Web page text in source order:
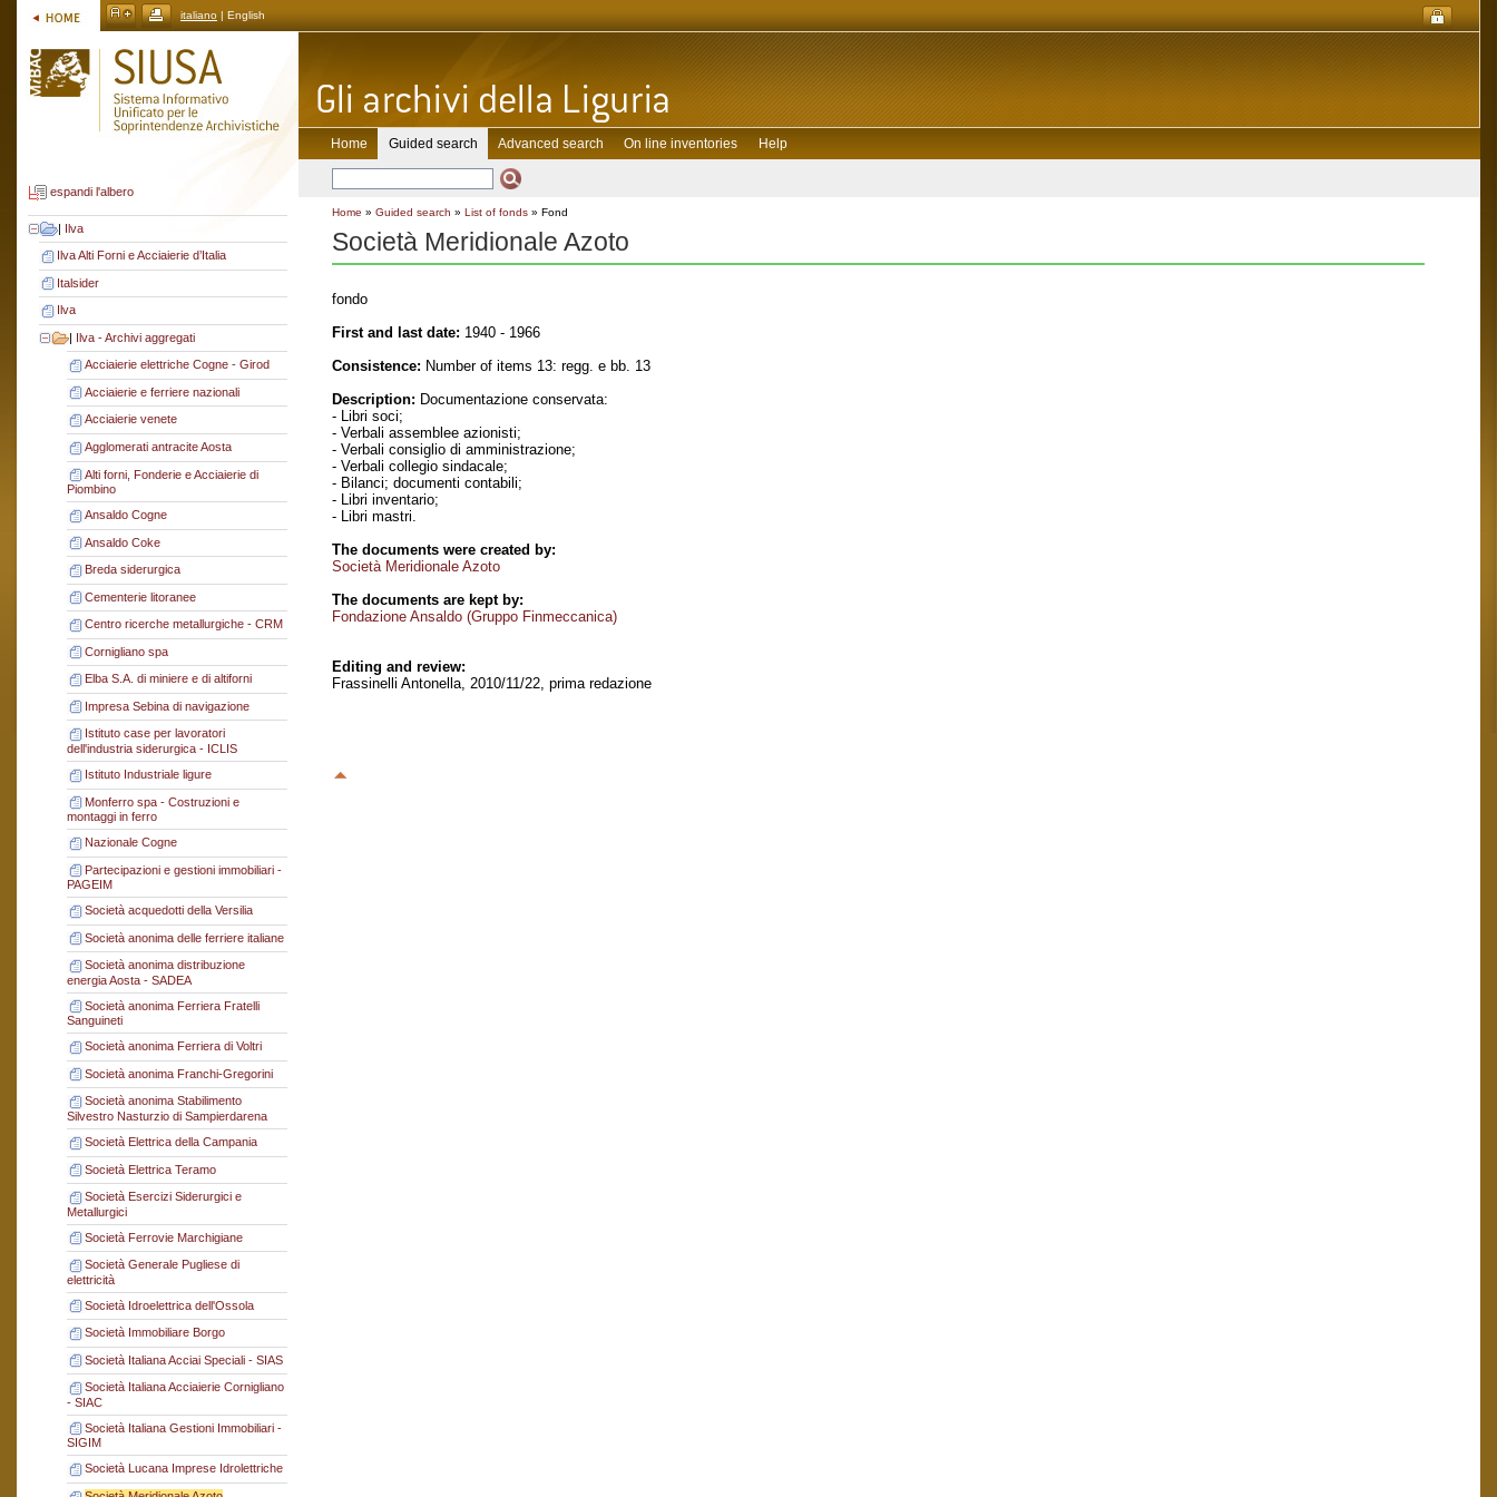
italiano | English
espandi l'albero
| Ilva
Ilva Alti Forni e Acciaierie d’Italia
Italsider
Ilva
| Ilva - Archivi aggregati
Acciaierie elettriche Cogne - Girod
Acciaierie e ferriere nazionali
Acciaierie venete
Agglomerati antracite Aosta
Alti forni, Fonderie e Acciaierie di
Piombino
Ansaldo Cogne
Ansaldo Coke
Breda siderurgica
Cementerie litoranee
Centro ricerche metallurgiche - CRM
Cornigliano spa
Elba S.A. di miniere e di altiforni
Impresa Sebina di navigazione
Istituto case per lavoratori
dell'industria siderurgica - ICLIS
Istituto Industriale ligure
Monferro spa - Costruzioni e
montaggi in ferro
Nazionale Cogne
Partecipazioni e gestioni immobiliari -
PAGEIM
Società acquedotti della Versilia
Società anonima delle ferriere italiane
Società anonima distribuzione
energia Aosta - SADEA
Società anonima Ferriera Fratelli
Sanguineti
Società anonima Ferriera di Voltri
Società anonima Franchi-Gregorini
Società anonima Stabilimento
Silvestro Nasturzio di Sampierdarena
Società Elettrica della Campania
Società Elettrica Teramo
Società Esercizi Siderurgici e
Metallurgici
Società Ferrovie Marchigiane
Società Generale Pugliese di
elettricità
Società Idroelettrica dell'Ossola
Società Immobiliare Borgo
Società Italiana Acciai Speciali - SIAS
Società Italiana Acciaierie Cornigliano
- SIAC
Società Italiana Gestioni Immobiliari -
SIGIM
Società Lucana Imprese Idrolettriche
Home Guided search Advanced search On line inventories Help
Home » Guided search » List of fonds » Fond
Società Meridionale Azoto
fondo
First and last date: 1940 - 1966
Consistence: Number of items 13: regg. e bb. 13
Description: Documentazione conservata:
- Libri soci;
- Verbali assemblee azionisti;
- Verbali consiglio di amministrazione;
- Verbali collegio sindacale;
- Bilanci; documenti contabili;
- Libri inventario;
- Libri mastri.
The documents were created by:
Società Meridionale Azoto
The documents are kept by:
Fondazione Ansaldo (Gruppo Finmeccanica)
Editing and review:
Frassinelli Antonella, 2010/11/22, prima redazione